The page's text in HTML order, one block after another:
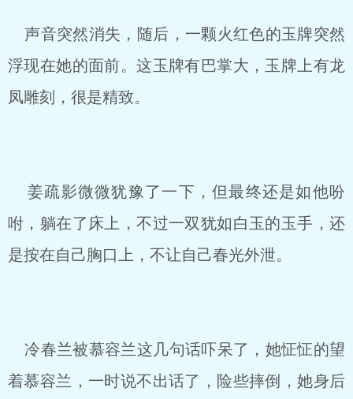
声音突然消失，随后，一颗火红色的玉牌突然
浮现在她的面前。这玉牌有巴掌大，玉牌上有龙
凤雕刻，很是精致。
姜疏影微微犹豫了一下，但最终还是如他吩
咐，躺在了床上，不过一双犹如白玉的玉手，还
是按在自己胸口上，不让自己春光外泄。
冷春兰被慕容兰这几句话吓呆了，她怔怔的望
着慕容兰，一时说不出话了，险些摔倒，她身后